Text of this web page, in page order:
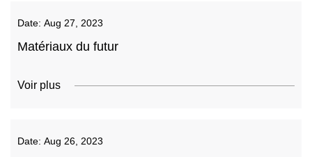
Date: Aug 27, 2023
Matériaux du futur
Voir plus
Date: Aug 26, 2023